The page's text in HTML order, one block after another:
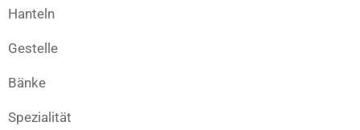
Hanteln
Gestelle
Bänke
Spezialität